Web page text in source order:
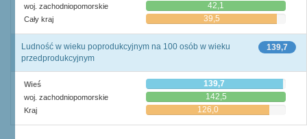
woj. zachodniopomorskie 42,1
Cały kraj 39,5
139,7
Ludność w wieku poprodukcyjnym na 100 osób w wieku
przedprodukcyjnym
Wieś 139,7
woj. zachodniopomorskie 142,5
Kraj 126,0